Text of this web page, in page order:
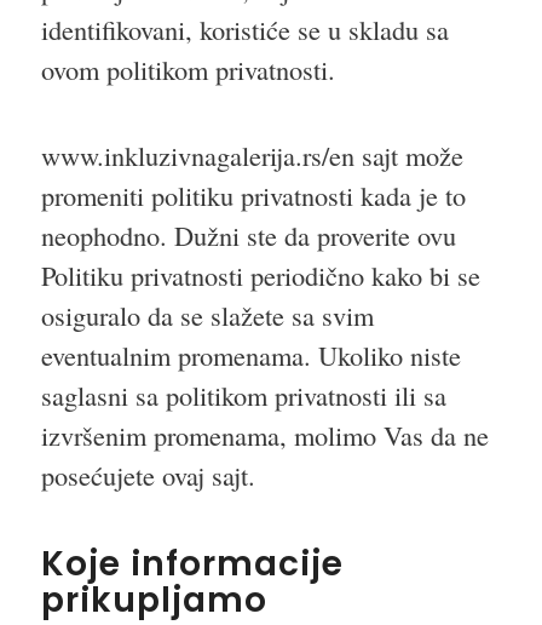
identifikovani, koristiće se u skladu sa
ovom politikom privatnosti.
www.inkluzivnagalerija.rs/en sajt može
promeniti politiku privatnosti kada je to
neophodno. Dužni ste da proverite ovu
Politiku privatnosti periodično kako bi se
osiguralo da se slažete sa svim
eventualnim promenama. Ukoliko niste
saglasni sa politikom privatnosti ili sa
izvršenim promenama, molimo Vas da ne
posećujete ovaj sajt.
Koje informacije
prikupljamo